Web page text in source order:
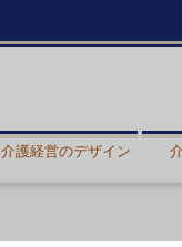
介護経営のデザイン